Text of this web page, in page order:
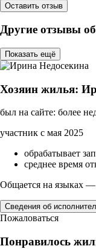
Оставить отзыв
Другие отзывы
Показать ещё
Хозяин жилья:
был на сайте: более
участник с мая 2025
обрабатывает
среднее время
Общается на языках —
Сведения об
Пожаловаться
Понравилось